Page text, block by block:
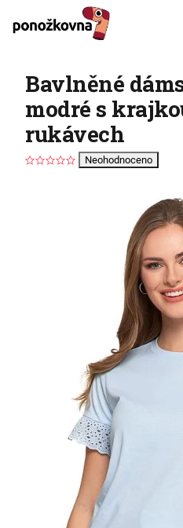
Bavlněné
modré s
rukávech
Neohodnoceno